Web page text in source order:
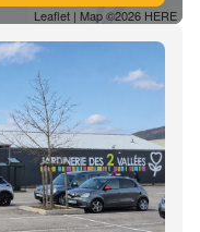
Leaflet | Map ©2026 HERE